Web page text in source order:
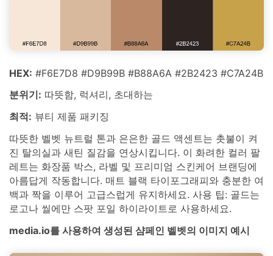
HEX: #F6E7D8 #D9B99B #B88A6A #2B2423 #C7A24B
분위기: 따뜻함, 럭셔리, 초대하는
최적: 뷰티 제품 패키징
따뜻한 벨벳 뉴트럴 톤과 은은한 골드 액센트는 촛불이 켜
진 탈의실과 새틴 질감을 연상시킵니다. 이 화려한 컬러 팔
레트는 화장품 박스, 라벨 및 프리미엄 스킨케어 브랜딩에
아름답게 작동합니다. 매트 블랙 타이포그래피와 충분한 여
백과 짝을 이루어 고급스럽게 유지하세요. 사용 팁: 골드는
로고나 씰에만 스팟 포일 하이라이트로 사용하세요.
media.io를 사용하여 생성된 샴페인 벨벳의 이미지 예시